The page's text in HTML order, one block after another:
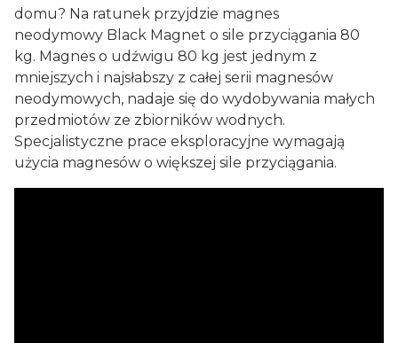
domu? Na ratunek przyjdzie magnes
neodymowy Black Magnet o sile przyciągania 80
kg. Magnes o udźwigu 80 kg jest jednym z
mniejszych i najsłabszy z całej serii magnesów
neodymowych, nadaje się do wydobywania małych
przedmiotów ze zbiorników wodnych.
Specjalistyczne prace eksploracyjne wymagają
użycia magnesów o większej sile przyciągania.